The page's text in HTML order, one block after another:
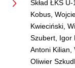
Skład ŁKS
Kobus,
Kwieciński,
Szubert, Igor
Antoni Kilian,
Oliwier